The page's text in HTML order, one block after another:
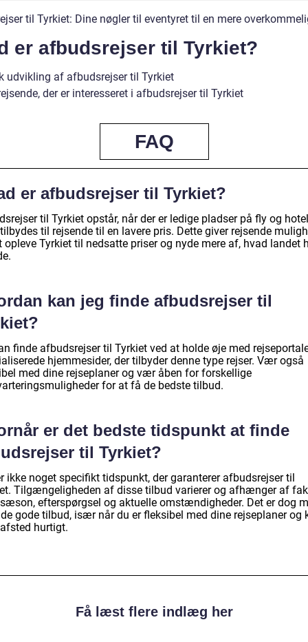
til Tyrkiet: Dine nøgler til eventyret til en mere
er afbudsrejser til Tyrkiet?
udvikling af afbudsrejser til Tyrkiet
der er interesseret i afbudsrejser til Tyrkiet
FAQ
er afbudsrejser til Tyrkiet?
til Tyrkiet opstår, når der er ledige pladser på fly og
til rejsende til en lavere pris. Dette giver rejsende
opleve Tyrkiet til nedsatte priser og nyde mere af, hvad landet
kan jeg finde afbudsrejser til
finde afbudsrejser til Tyrkiet ved at holde øje med
hjemmesider, der tilbyder denne type rejser. Vær også
med dine rejseplaner og vær åben for forskellige
for at få de bedste tilbud.
er det bedste tidspunkt at finde
til Tyrkiet?
ikke noget specifikt tidspunkt, der garanterer afbudsrejser til
Tilgængeligheden af disse tilbud varierer og afhænger af
efterspørgsel og aktuelle omstændigheder. Det er dog
gode tilbud, især når du er fleksibel med dine rejseplaner og
hurtigt.
Få læst flere indlæg her